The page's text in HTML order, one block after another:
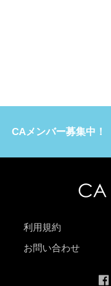
CAメンバー募集中！
利用規約
お問い合わせ